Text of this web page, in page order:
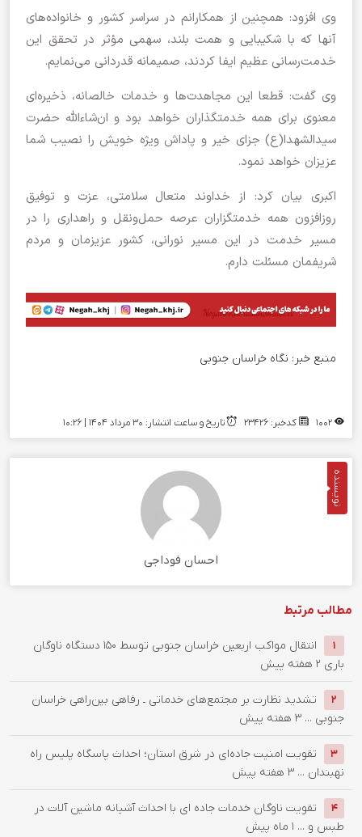
وی افزود: همچنین از همکارانم در سراسر کشور و خانواده‌های
آنها که با شکیبایی و همت بلند، سهمی مؤثر در تحقق این
خدمت‌رسانی عظیم ایفا کردند، صمیمانه قدردانی می‌نمایم.
وی گفت: قطعا این مجاهدت‌ها و خدمات خالصانه، ذخیره‌ای
معنوی برای همه خدمتگذاران خواهد بود و ان‌شاءالله حضرت
سیدالشهدا(ع) جزای خیر و پاداش ویژه خویش را نصیب شما
عزیزان خواهد نمود.
اکبری بیان کرد: از خداوند متعال سلامتی، عزت و توفیق
روزافزون همه خدمتگزاران عرصه حمل‌ونقل و راهداری را در
مسیر خدمت در این مسیر نورانی، کشور عزیزمان و مردم
شریفمان مسئلت دارم.
منبع خبر: نگاه خراسان جنوبی
کدخبر: 23426 تاریخ و ساعت انتشار: ۳۰ مرداد ۱۴۰۴ | 10:26
نویسنده
احسان فوداجی
مطالب مرتبط
1
انتقال مواکب اربعین خراسان جنوبی توسط ۱۵۰ دستگاه ناوگان
باری 2 هفته پیش
2
تشدید نظارت بر مجتمع‌های خدماتی ـ رفاهی بین‌راهی خراسان
جنوبی ... 3 هفته پیش
3
تقویت امنیت جاده‌ای در شرق استان؛ احداث پاسگاه پلیس راه
نهبندان ... 3 هفته پیش
4
تقویت ناوگان خدمات جاده ای با احداث آشیانه ماشین آلات در
طبس و ... 1 ماه پیش